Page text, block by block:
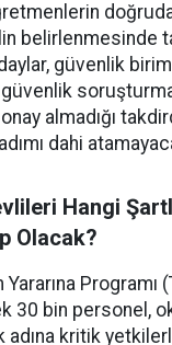
belirlenmesinde
güvenlik
almadığı
dahi
Hangi
Olacak?
Yararına
30 bin personel,
adına kritik